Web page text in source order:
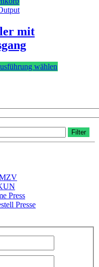
mit
wählen
auf.
Die
Optionen
können
Filter
MZV
Press
Presse